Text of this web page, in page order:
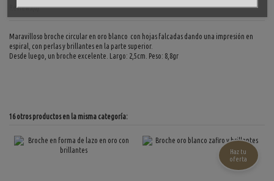
Reviews(0)
Maravilloso broche circular en oro blanco con hojas falcadas dando una impresión en
espiral, con perlas y brillantes en la parte superior.
Desde luego, un broche excelente. Largo: 2,5cm. Peso: 8,8gr
16 otros productos en la misma categoría:
Haz tu
oferta